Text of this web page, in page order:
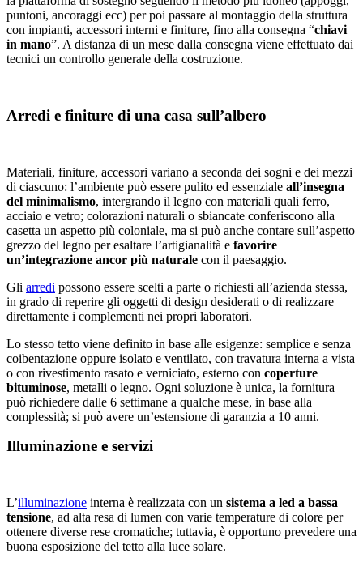
puntoni, ancoraggi ecc) per poi passare al montaggio della struttura
con impianti, accessori interni e finiture, fino alla consegna “chiavi
in mano”. A distanza di un mese dalla consegna viene effettuato dai
tecnici un controllo generale della costruzione.
Arredi e finiture di una casa sull’albero
Materiali, finiture, accessori variano a seconda dei sogni e dei mezzi
di ciascuno: l’ambiente può essere pulito ed essenziale all’insegna
del minimalismo, intergrando il legno con materiali quali ferro,
acciaio e vetro; colorazioni naturali o sbiancate conferiscono alla
casetta un aspetto più coloniale, ma si può anche contare sull’aspetto
grezzo del legno per esaltare l’artigianalità e favorire
un’integrazione ancor più naturale con il paesaggio.
Gli arredi possono essere scelti a parte o richiesti all’azienda stessa,
in grado di reperire gli oggetti di design desiderati o di realizzare
direttamente i complementi nei propri laboratori.
Lo stesso tetto viene definito in base alle esigenze: semplice e senza
coibentazione oppure isolato e ventilato, con travatura interna a vista
o con rivestimento rasato e verniciato, esterno con coperture
bituminose, metalli o legno. Ogni soluzione è unica, la fornitura
può richiedere dalle 6 settimane a qualche mese, in base alla
complessità; si può avere un’estensione di garanzia a 10 anni.
Illuminazione e servizi
L’illuminazione interna è realizzata con un sistema a led a bassa
tensione, ad alta resa di lumen con varie temperature di colore per
ottenere diverse rese cromatiche; tuttavia, è opportuno prevedere una
buona esposizione del tetto alla luce solare.